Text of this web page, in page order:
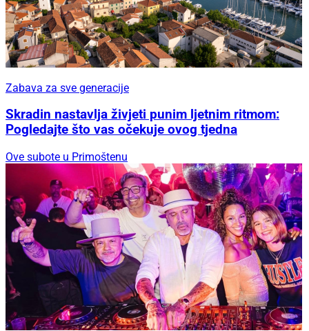
Zabava za sve generacije
Skradin nastavlja živjeti punim ljetnim ritmom:
Pogledajte što vas očekuje ovog tjedna
Ove subote u Primoštenu